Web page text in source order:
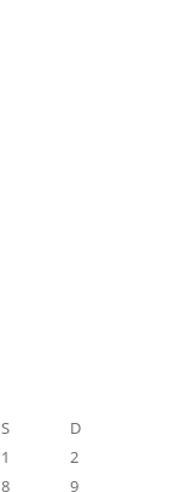
S
D
1
2
8 9